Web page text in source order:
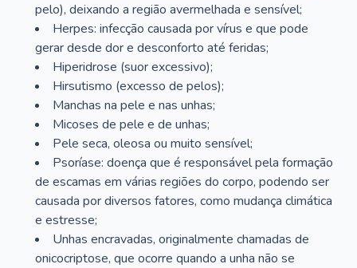
pelo), deixando a região avermelhada e sensível;
Herpes: infecção causada por vírus e que pode
gerar desde dor e desconforto até feridas;
Hiperidrose (suor excessivo);
Hirsutismo (excesso de pelos);
Manchas na pele e nas unhas;
Micoses de pele e de unhas;
Pele seca, oleosa ou muito sensível;
Psoríase: doença que é responsável pela formação
de escamas em várias regiões do corpo, podendo ser
causada por diversos fatores, como mudança climática
e estresse;
Unhas encravadas, originalmente chamadas de
onicocriptose, que ocorre quando a unha não se